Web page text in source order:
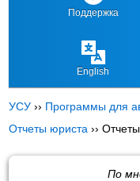
Поддержка
English
УСУ ›› Программы для
Отчеты юриста ››
По